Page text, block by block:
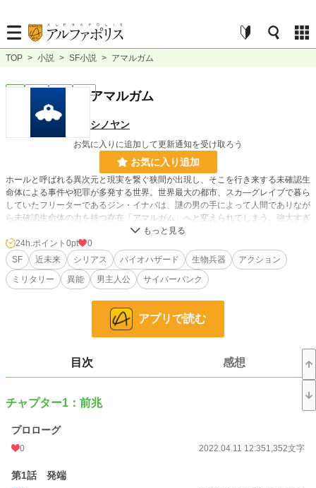
TOP > 小説 > SF小説 > アマルガム
完結 長編 アマルガム
シノヤン
お気に入りに追加して更新通知を受け取ろう
お気に入り追加
ホールと呼ばれる異次元と現実を繋ぐ狭間が出現し、そこを行き来する未確認生
命体による事件や犯罪が多発する世界。世界最大の都市、スカ―グレイブで暮ら
していたフリーターであるジン・イナバは、謎の男の手によって人間でありなが
ら未確認生命体の力を持つ存在「アマルガム」へと変えられてしまう。強大すぎ
る力に戸惑う彼は、やがて未確認生命体犯罪の最終兵器として民間軍事会社「レ
ギオン」に雇われる事となってしまうが…!?痛快すぎるサイバーパンク・ファン
タジーが今、幕を開ける。
小説家になろう及びカクヨムでも掲載中です
228,834 位 / 228,834 件
6,739 位 / 6,739 件
文字数 88,159
更新日時
24h.ポイント 0pt
0
SF
近未来 シリアス バイオハザード 生物兵器
アクション
ミリタリー
異能 男主人公 サイバーパンク
アプリで読む
目次 感想
チャプター1：前兆
プロローグ
0 2022.04.11 12:351,352文字
第1話 発端